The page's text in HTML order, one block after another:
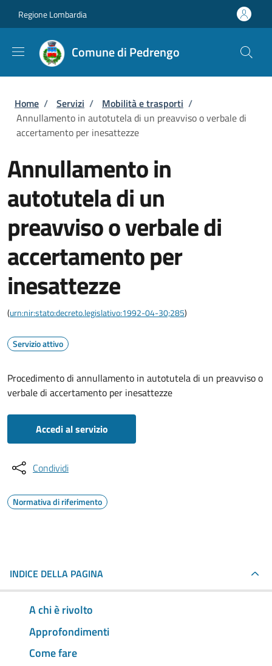
Regione Lombardia
Comune di Pedrengo
Briciole di pane
Home / Servizi / Mobilità e trasporti /
Annullamento in autotutela di un preavviso o verbale di
accertamento per inesattezze
Annullamento in
autotutela di un
preavviso o verbale di
accertamento per
inesattezze
(urn:nir:stato:decreto.legislativo:1992-04-30;285)
Servizio attivo
Procedimento di annullamento in autotutela di un preavviso o
verbale di accertamento per inesattezze
Accedi al servizio
Condividi
Normativa di riferimento
INDICE DELLA PAGINA
A chi è rivolto
Approfondimenti
Come fare